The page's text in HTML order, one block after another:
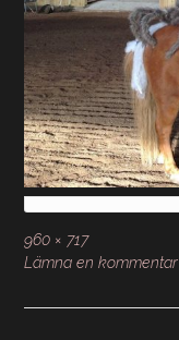
Full
storlek
960 × 717
Lämna en kommentar